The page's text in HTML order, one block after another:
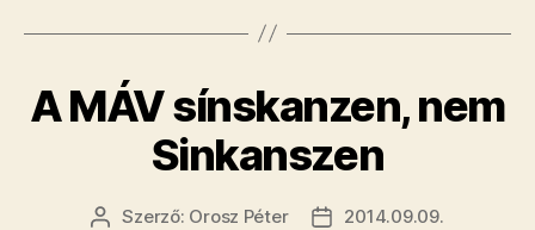
omlik
alagút”
A MÁV sínskanzen, nem
Sinkanszen
Bejegyzés
Szerző: Orosz Péter
Bejegyzés
2014.09.09.